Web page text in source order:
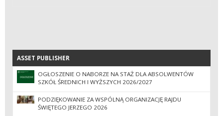
ASSET PUBLISHER
ASSET PUBLISHER
OGŁOSZENIE O NABORZE NA STAŻ DLA ABSOLWENTÓW
SZKÓŁ ŚREDNICH I WYŻSZYCH 2026/2027
PODZIĘKOWANIE ZA WSPÓLNĄ ORGANIZACJĘ RAJDU
ŚWIĘTEGO JERZEGO 2026